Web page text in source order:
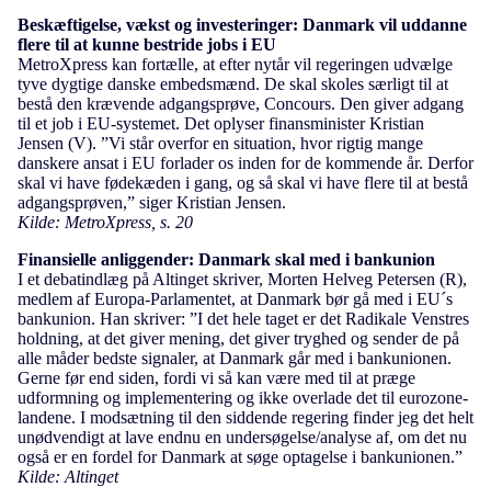
Beskæftigelse, vækst og investeringer: Danmark vil uddanne
flere til at kunne bestride jobs i EU
MetroXpress kan fortælle, at efter nytår vil regeringen udvælge
tyve dygtige danske embedsmænd. De skal skoles særligt til at
bestå den krævende adgangsprøve, Concours. Den giver adgang
til et job i EU-systemet. Det oplyser finansminister Kristian
Jensen (V). ”Vi står overfor en situation, hvor rigtig mange
danskere ansat i EU forlader os inden for de kommende år. Derfor
skal vi have fødekæden i gang, og så skal vi have flere til at bestå
adgangsprøven,” siger Kristian Jensen.
Kilde: MetroXpress, s. 20
Finansielle anliggender: Danmark skal med i bankunion
I et debatindlæg på Altinget skriver, Morten Helveg Petersen (R),
medlem af Europa-Parlamentet, at Danmark bør gå med i EU´s
bankunion. Han skriver: ”I det hele taget er det Radikale Venstres
holdning, at det giver mening, det giver tryghed og sender de på
alle måder bedste signaler, at Danmark går med i bankunionen.
Gerne før end siden, fordi vi så kan være med til at præge
udformning og implementering og ikke overlade det til eurozone-
landene. I modsætning til den siddende regering finder jeg det helt
unødvendigt at lave endnu en undersøgelse/analyse af, om det nu
også er en fordel for Danmark at søge optagelse i bankunionen.”
Kilde: Altinget